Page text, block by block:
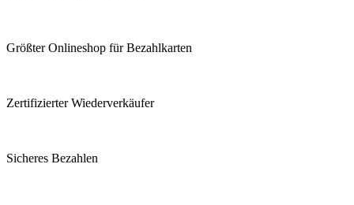
Größter Onlineshop für Bezahlkarten
Zertifizierter Wiederverkäufer
Sicheres Bezahlen